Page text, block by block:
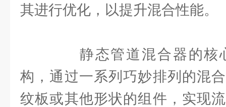
其进行优化，以提升混合性能。
静态管道混合器的核
构，通过一系列巧妙排列的混
纹板或其他形状的组件，实现